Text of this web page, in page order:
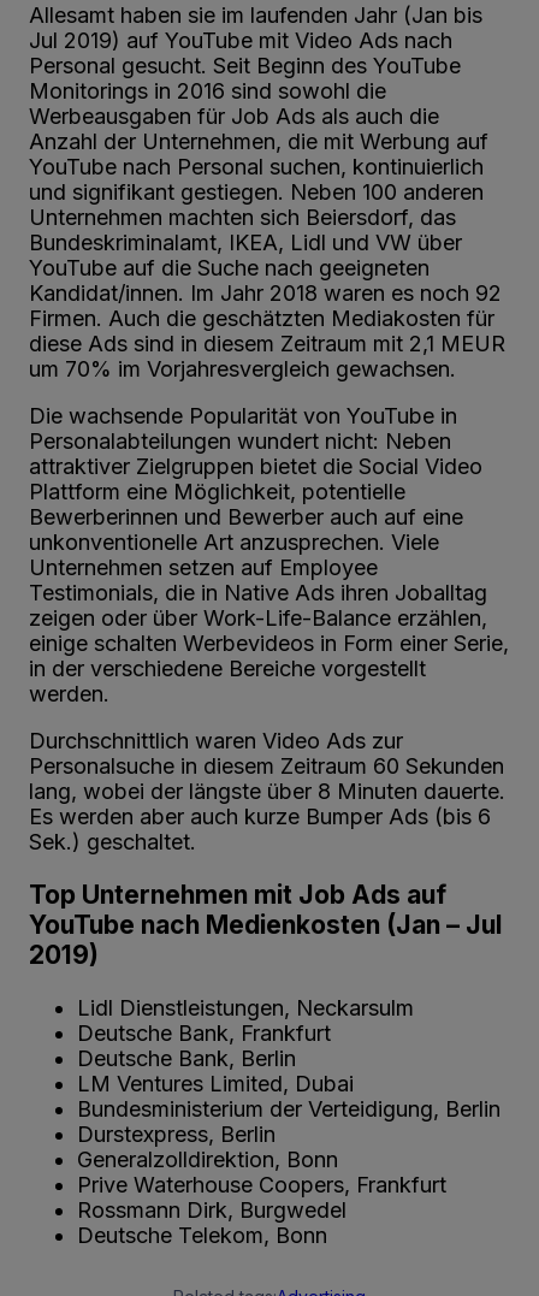
Allesamt haben sie im laufenden Jahr (Jan bis
Jul 2019) auf YouTube mit Video Ads nach
Personal gesucht. Seit Beginn des YouTube
Monitorings in 2016 sind sowohl die
Werbeausgaben für Job Ads als auch die
Anzahl der Unternehmen, die mit Werbung auf
YouTube nach Personal suchen, kontinuierlich
und signifikant gestiegen. Neben 100 anderen
Unternehmen machten sich Beiersdorf, das
Bundeskriminalamt, IKEA, Lidl und VW über
YouTube auf die Suche nach geeigneten
Kandidat/innen. Im Jahr 2018 waren es noch 92
Firmen. Auch die geschätzten Mediakosten für
diese Ads sind in diesem Zeitraum mit 2,1 MEUR
um 70% im Vorjahresvergleich gewachsen.
Die wachsende Popularität von YouTube in
Personalabteilungen wundert nicht: Neben
attraktiver Zielgruppen bietet die Social Video
Plattform eine Möglichkeit, potentielle
Bewerberinnen und Bewerber auch auf eine
unkonventionelle Art anzusprechen. Viele
Unternehmen setzen auf Employee
Testimonials, die in Native Ads ihren Joballtag
zeigen oder über Work-Life-Balance erzählen,
einige schalten Werbevideos in Form einer Serie,
in der verschiedene Bereiche vorgestellt
werden.
Durchschnittlich waren Video Ads zur
Personalsuche in diesem Zeitraum 60 Sekunden
lang, wobei der längste über 8 Minuten dauerte.
Es werden aber auch kurze Bumper Ads (bis 6
Sek.) geschaltet.
Top Unternehmen mit Job Ads auf
YouTube nach Medienkosten (Jan – Jul
2019)
Lidl Dienstleistungen, Neckarsulm
Deutsche Bank, Frankfurt
Deutsche Bank, Berlin
LM Ventures Limited, Dubai
Bundesministerium der Verteidigung, Berlin
Durstexpress, Berlin
Generalzolldirektion, Bonn
Prive Waterhouse Coopers, Frankfurt
Rossmann Dirk, Burgwedel
Deutsche Telekom, Bonn